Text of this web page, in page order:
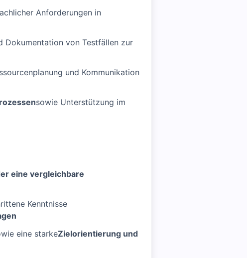
Anforderungen in
Dokumentation von Testfällen zur
und Kommunikation
sowie Unterstützung im
eine vergleichbare
Kenntnisse
eine starkeZielorientierung und